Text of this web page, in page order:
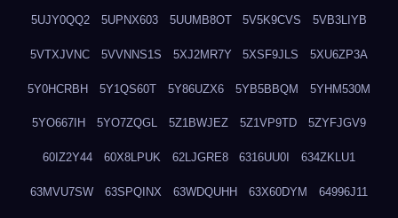
5UJY0QQ2 5UPNX603 5UUMB8OT 5V5K9CVS 5VB3LIYB
5VTXJVNC 5VVNNS1S 5XJ2MR7Y 5XSF9JLS 5XU6ZP3A
5Y0HCRBH 5Y1QS60T 5Y86UZX6 5YB5BBQM 5YHM530M
5YO667IH 5YO7ZQGL 5Z1BWJEZ 5Z1VP9TD 5ZYFJGV9
60IZ2Y44 60X8LPUK 62LJGRE8 6316UU0I 634ZKLU1
63MVU7SW 63SPQINX 63WDQUHH 63X60DYM 64996J11